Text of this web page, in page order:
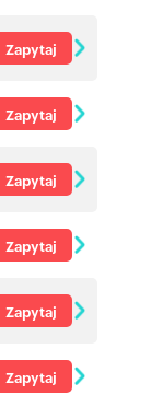
Zapytaj
Zapytaj
Zapytaj
Zapytaj
Zapytaj
Zapytaj